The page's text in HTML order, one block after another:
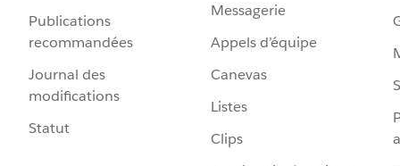
Publications
recommandées
Journal des
modifications
Statut
Messagerie
Appels d’équipe
Canevas
Listes
Clips